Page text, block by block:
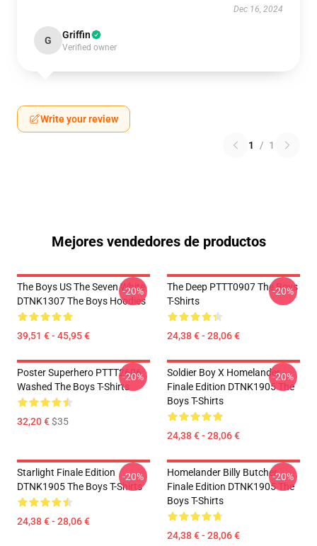
Dec 16, 2024
G Griffin
Verified owner
Write your review
1 / 1
Mejores vendedores de productos
The Boys US The Seven White
DTNK1307 The Boys Hoodies
39,51 € - 45,95 €
-20%
The Deep PTTT0907 The Boys
T-Shirts
24,38 € - 28,06 €
-20%
Poster Superhero PTTT2606
Washed The Boys T-Shirts
32,20 €$35
-20%
Soldier Boy X Homelander
Finale Edition DTNK1905 The
Boys T-Shirts
24,38 € - 28,06 €
-20%
Starlight Finale Edition
DTNK1905 The Boys T-Shirts
24,38 € - 28,06 €
-20%
Homelander Billy Butcher
Finale Edition DTNK1905 The
Boys T-Shirts
24,38 € - 28,06 €
-20%